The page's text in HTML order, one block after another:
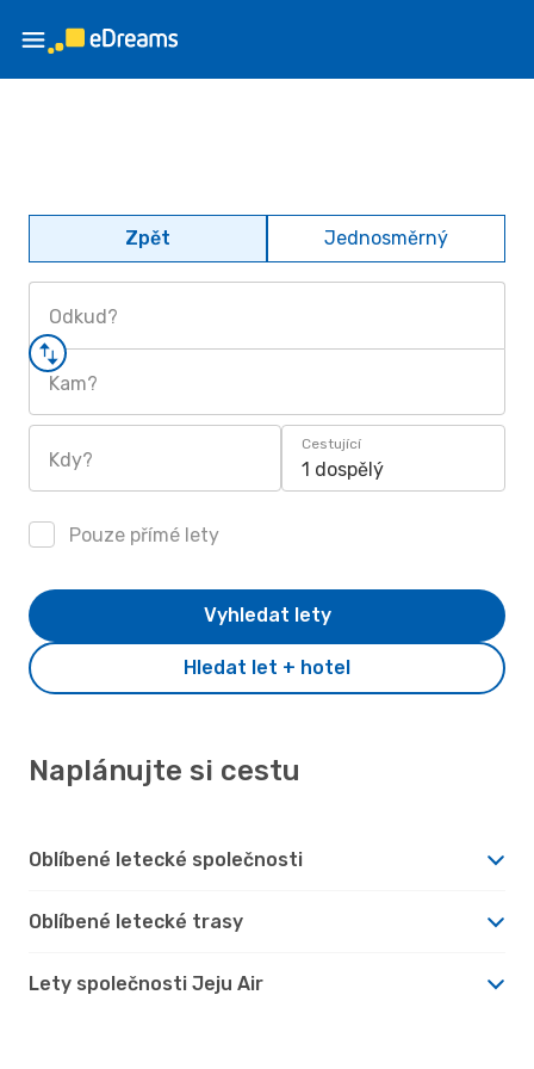
Zpět Jednosměrný
Odkud?
Kam?
Kdy?
Cestující
1 dospělý
Pouze přímé lety
Hledat let + hotel
Vyhledat lety
Naplánujte si cestu
Oblíbené letecké společnosti
Oblíbené letecké trasy
Lety společnosti Jeju Air